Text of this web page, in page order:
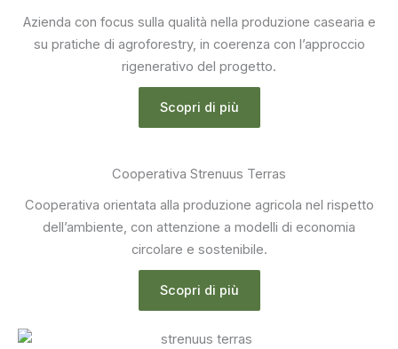
Azienda con focus sulla qualità nella produzione casearia e
su pratiche di agroforestry, in coerenza con l’approccio
rigenerativo del progetto.
Scopri di più
Cooperativa Strenuus Terras
Cooperativa orientata alla produzione agricola nel rispetto
dell’ambiente, con attenzione a modelli di economia
circolare e sostenibile.
Scopri di più